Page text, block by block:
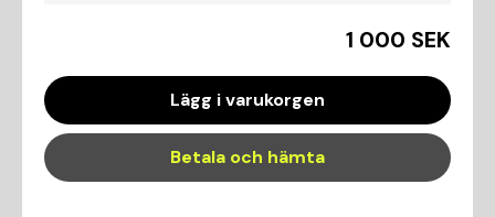
1 000 SEK
Lägg i varukorgen
Betala och hämta